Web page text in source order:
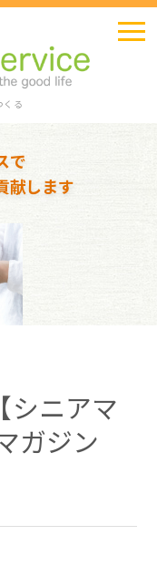
くる
で
献します
シニアマ
ガジン